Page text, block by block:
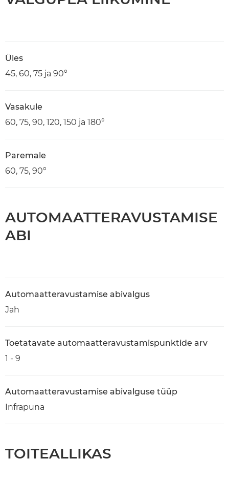
Üles
45, 60, 75 ja 90°
Vasakule
60, 75, 90, 120, 150 ja 180°
Paremale
60, 75, 90°
AUTOMAATTERAVUSTAMISE
ABI
Automaatteravustamise abivalgus
Jah
Toetatavate automaatteravustamispunktide arv
1 - 9
Automaatteravustamise abivalguse tüüp
Infrapuna
TOITEALLIKAS